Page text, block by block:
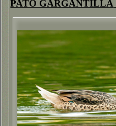
PATO GARGANTILLA